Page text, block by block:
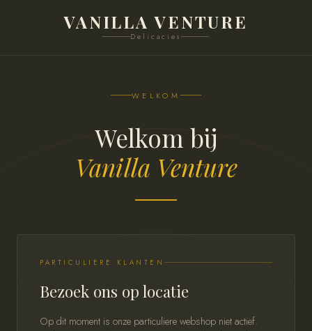
VANILLA VENTURE
Delicacies
WELKOM
Welkom bij
Vanilla Venture
PARTICULIERE KLANTEN
Bezoek ons op locatie
Op dit moment is onze particuliere webshop niet actief.